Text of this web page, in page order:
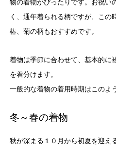
物の着物がぴったりです。お祝い
く、通年着られる柄ですが、この
椿、菊の柄もおすすめです。
着物は季節に合わせて、基本的に
を着分けます。
一般的な着物の着用時期はこのよ
冬～春の着物
秋が深まる１０月から初夏を迎え